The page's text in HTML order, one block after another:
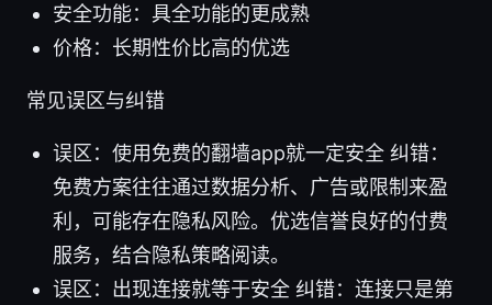
安全功能：具全功能的更成熟
价格：长期性价比高的优选
常见误区与纠错
误区：使用免费的翻墙app就一定安全 纠错：
免费方案往往通过数据分析、广告或限制来盈
利，可能存在隐私风险。优选信誉良好的付费
服务，结合隐私策略阅读。
误区：出现连接就等于安全 纠错：连接只是第